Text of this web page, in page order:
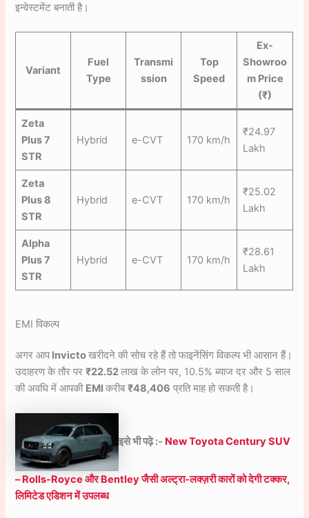
इन्वेस्टमेंट बनाती है।
Variant
Fuel
Type
Transmi
ssion
Top
Speed
Ex-
Showroo
m Price
(₹)
Zeta
Plus 7
STR
Hybrid e-CVT 170 km/h
₹24.97
Lakh
Zeta
Plus 8
STR
Hybrid e-CVT 170 km/h
₹25.02
Lakh
Alpha
Plus 7
STR
Hybrid e-CVT 170 km/h
₹28.61
Lakh
EMI विकल्प
अगर आपInvictoखरीदने की सोच रहे हैं तो फाइनेंसिंग विकल्प भी आसान हैं।
उदाहरण के तौर पर₹22.52लाख के लोन पर, 10.5% ब्याज दर और 5 साल
की अवधि में आपकी EMIकरीब₹48,406 प्रति माह हो सकती है।
इसे भी पढ़े :- New Toyota Century SUV
– Rolls-Royce और Bentley जैसी अल्ट्रा-लक्ज़री कारों को देगी टक्कर,
लिमिटेड एडिशन में उपलब्ध